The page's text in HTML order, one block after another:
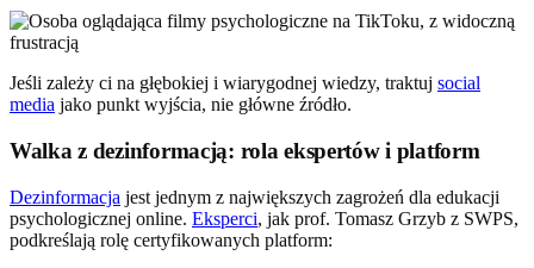
Jeśli zależy ci na głębokiej i wiarygodnej wiedzy, traktuj social
media jako punkt wyjścia, nie główne źródło.
Walka z dezinformacją: rola ekspertów i platform
Dezinformacja jest jednym z największych zagrożeń dla edukacji
psychologicznej online. Eksperci, jak prof. Tomasz Grzyb z SWPS,
podkreślają rolę certyfikowanych platform: